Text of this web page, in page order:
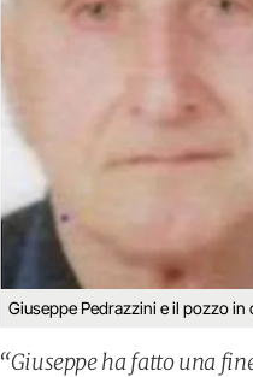
Giuseppe Pedrazzini e il pozzo in
“Giuseppe ha fatto una